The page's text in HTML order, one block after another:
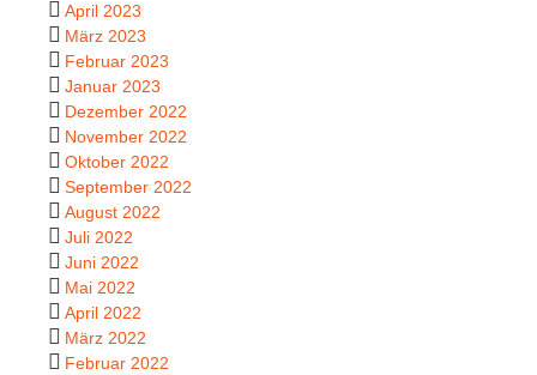
April 2023
März 2023
Februar 2023
Januar 2023
Dezember 2022
November 2022
Oktober 2022
September 2022
August 2022
Juli 2022
Juni 2022
Mai 2022
April 2022
März 2022
Februar 2022